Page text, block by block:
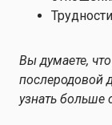
Вы думаете,
послеродовой
узнать больше